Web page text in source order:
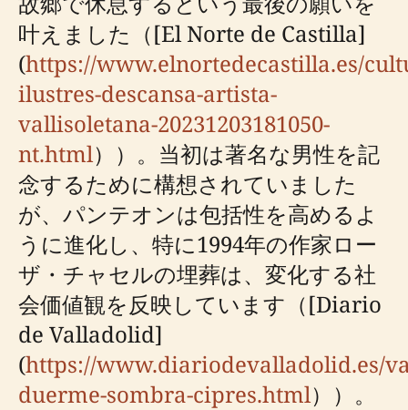
叶えました（[El Norte de Castilla]
(https://www.elnortedecastilla.es/
ilustres-descansa-artista-
vallisoletana-20231203181050-
nt.html））。当初は著名な男性を記
念するために構想されていました
が、パンテオンは包括性を高めるよ
うに進化し、特に1994年の作家ロー
ザ・チャセルの埋葬は、変化する社
会価値観を反映しています（[Diario
de Valladolid]
(https://www.diariodevalladolid.es/
duerme-sombra-cipres.html））。